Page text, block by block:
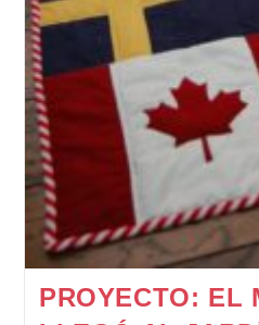
PROYECTO: EL